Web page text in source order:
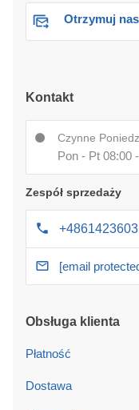
Otrzymuj
Kontakt
Czynne
Pon - Pt 08:00
Zespół sprzedaży
[email
Obsługa klienta
Płatność
Dostawa